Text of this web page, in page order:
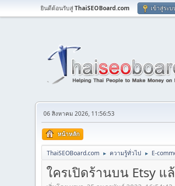
ยินดีต้อนรับสู่ThaiSEOBoard.com เข้าสู่ระบ
06 สิงหาคม 2026, 11:56:53
หน้าหลัก
ThaiSEOBoard.com ► ความรู้ทั่วไป ► E-
ใครเปิดร้านบน Etsy